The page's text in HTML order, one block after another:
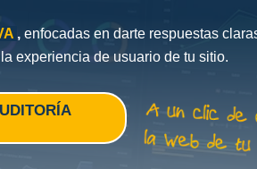
, enfocadas en darte respuestas
experiencia de usuario de tu sitio.